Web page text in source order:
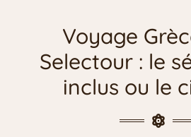
Voyage
Selectour : le
inclus ou le